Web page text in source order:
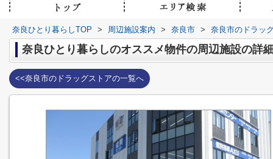
奈良ひとり暮らしTOP > 周辺施設案内 > 奈良市 > 奈良市のドラッ
奈良ひとり暮らしのオススメ物件の周辺施設の詳
<<奈良市のドラッグストアの一覧へ